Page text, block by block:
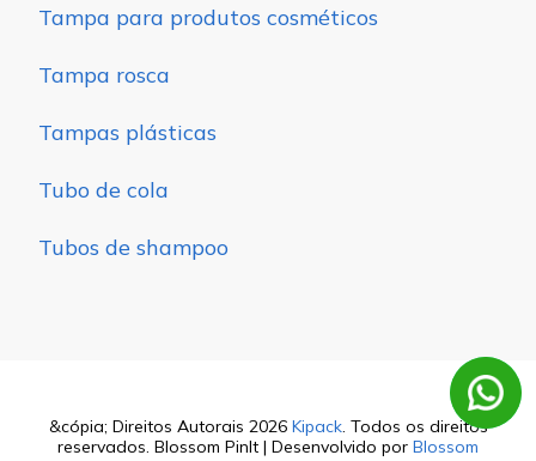
Tampa para produtos cosméticos
Tampa rosca
Tampas plásticas
Tubo de cola
Tubos de shampoo
&cópia; Direitos Autorais 2026 Kipack. Todos os direitos
reservados. Blossom PinIt | Desenvolvido por Blossom